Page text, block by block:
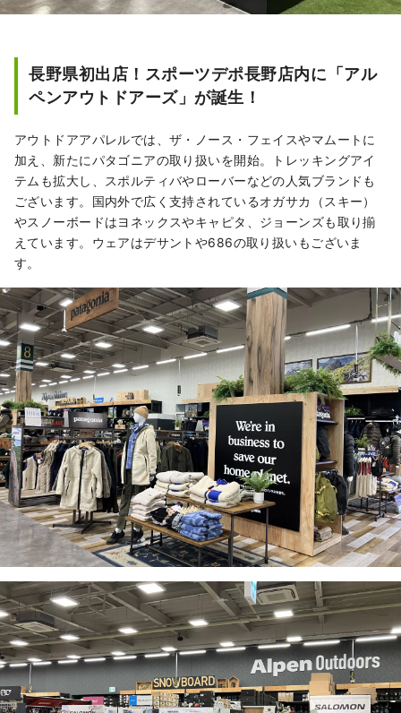
長野県初出店！スポーツデポ長野店内に「アル
ペンアウトドアーズ」が誕生！
アウトドアアパレルでは、ザ・ノース・フェイスやマムートに
加え、新たにパタゴニアの取り扱いを開始。トレッキングアイ
テムも拡大し、スポルティバやローバーなどの人気ブランドも
ございます。国内外で広く支持されているオガサカ（スキー）
やスノーボードはヨネックスやキャピタ、ジョーンズも取り揃
えています。ウェアはデサントや686の取り扱いもございま
す。